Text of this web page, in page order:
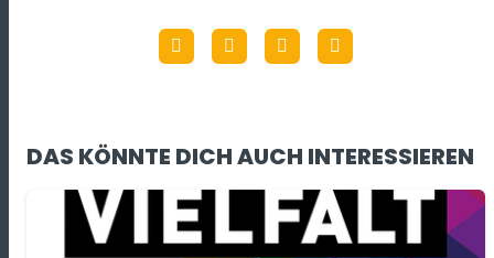
DAS KÖNNTE DICH AUCH INTERESSIEREN